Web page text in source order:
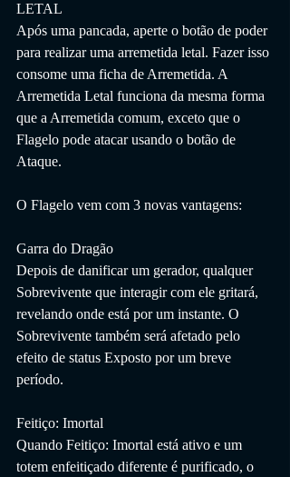
LETAL
Após uma pancada, aperte o botão de poder
para realizar uma arremetida letal. Fazer isso
consome uma ficha de Arremetida. A
Arremetida Letal funciona da mesma forma
que a Arremetida comum, exceto que o
Flagelo pode atacar usando o botão de
Ataque.
O Flagelo vem com 3 novas vantagens:
Garra do Dragão
Depois de danificar um gerador, qualquer
Sobrevivente que interagir com ele gritará,
revelando onde está por um instante. O
Sobrevivente também será afetado pelo
efeito de status Exposto por um breve
período.
Feitiço: Imortal
Quando Feitiço: Imortal está ativo e um
totem enfeitiçado diferente é purificado, o